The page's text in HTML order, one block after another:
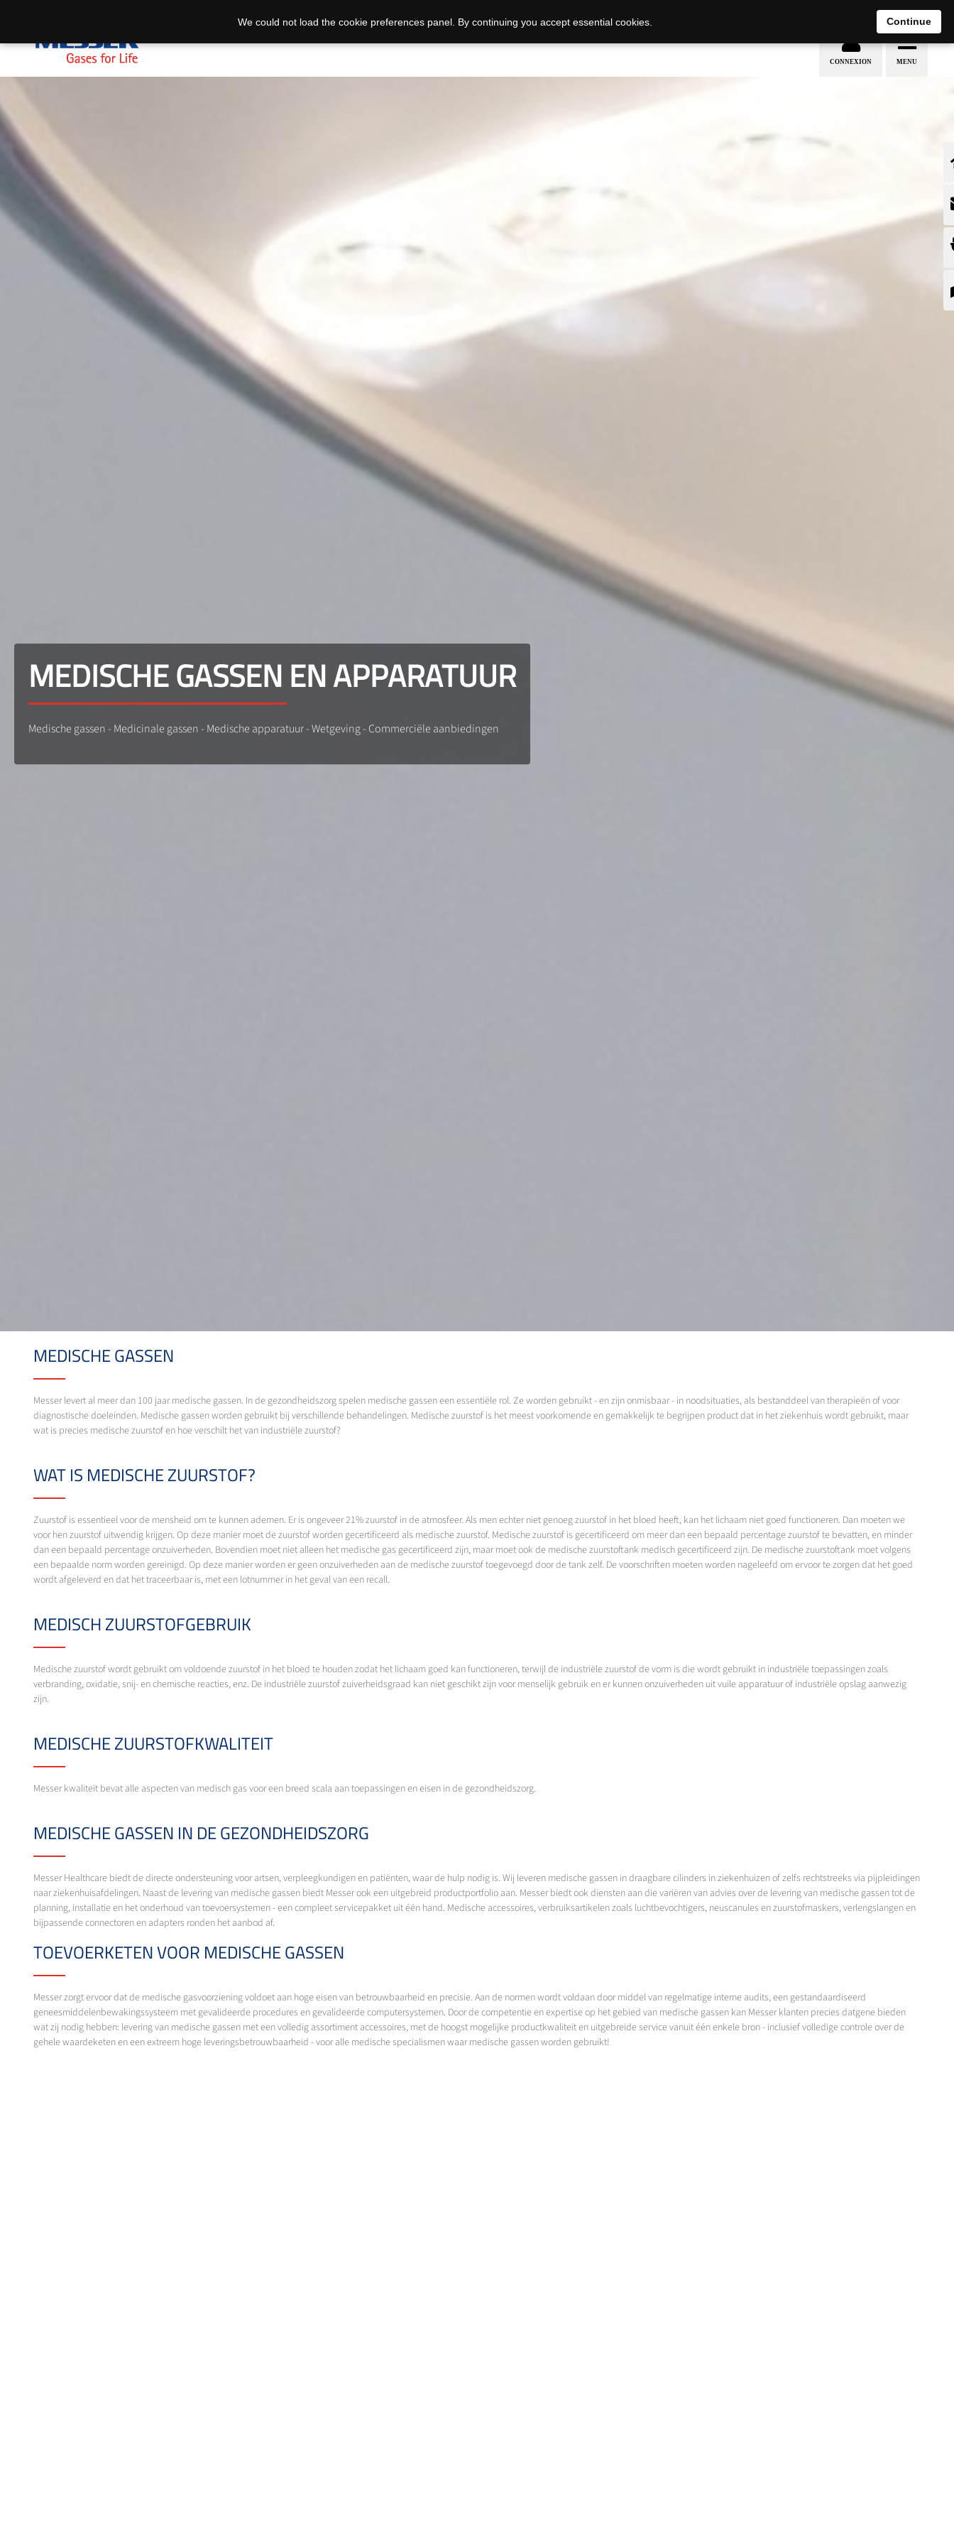
MEDISCHE GASSEN EN APPARATUUR
Medische gassen - Medicinale gassen - Medische apparatuur - Wetgeving - Commerciële aanbiedingen
MEDISCHE GASSEN
Messer levert al meer dan 100 jaar medische gassen. In de gezondheidszorg spelen medische gassen een essentiële rol. Ze worden gebruikt - en zijn onmisbaar - in noodsituaties, als bestanddeel van therapieën of voor
diagnostische doeleinden. Medische gassen worden gebruikt bij verschillende behandelingen. Medische zuurstof is het meest voorkomende en gemakkelijk te begrijpen product dat in het ziekenhuis wordt gebruikt, maar
wat is precies medische zuurstof en hoe verschilt het van industriële zuurstof?
WAT IS MEDISCHE ZUURSTOF?
Zuurstof is essentieel voor de mensheid om te kunnen ademen. Er is ongeveer 21% zuurstof in de atmosfeer. Als men echter niet genoeg zuurstof in het bloed heeft, kan het lichaam niet goed functioneren. Dan moeten we
voor hen zuurstof uitwendig krijgen. Op deze manier moet de zuurstof worden gecertificeerd als medische zuurstof. Medische zuurstof is gecertificeerd om meer dan een bepaald percentage zuurstof te bevatten, en minder
dan een bepaald percentage onzuiverheden. Bovendien moet niet alleen het medische gas gecertificeerd zijn, maar moet ook de medische zuurstoftank medisch gecertificeerd zijn. De medische zuurstoftank moet volgens
een bepaalde norm worden gereinigd. Op deze manier worden er geen onzuiverheden aan de medische zuurstof toegevoegd door de tank zelf. De voorschriften moeten worden nageleefd om ervoor te zorgen dat het goed
wordt afgeleverd en dat het traceerbaar is, met een lotnummer in het geval van een recall.
MEDISCH ZUURSTOFGEBRUIK
Medische zuurstof wordt gebruikt om voldoende zuurstof in het bloed te houden zodat het lichaam goed kan functioneren, terwijl de industriële zuurstof de vorm is die wordt gebruikt in industriële toepassingen zoals
verbranding, oxidatie, snij- en chemische reacties, enz. De industriële zuurstof zuiverheidsgraad kan niet geschikt zijn voor menselijk gebruik en er kunnen onzuiverheden uit vuile apparatuur of industriële opslag aanwezig
zijn.
MEDISCHE ZUURSTOFKWALITEIT
Messer kwaliteit bevat alle aspecten van medisch gas voor een breed scala aan toepassingen en eisen in de gezondheidszorg.
MEDISCHE GASSEN IN DE GEZONDHEIDSZORG
Messer Healthcare biedt de directe ondersteuning voor artsen, verpleegkundigen en patiënten, waar de hulp nodig is. Wij leveren medische gassen in draagbare cilinders in ziekenhuizen of zelfs rechtstreeks via pijpleidingen
naar ziekenhuisafdelingen. Naast de levering van medische gassen biedt Messer ook een uitgebreid productportfolio aan. Messer biedt ook diensten aan die variëren van advies over de levering van medische gassen tot de
planning, installatie en het onderhoud van toevoersystemen - een compleet servicepakket uit één hand. Medische accessoires, verbruiksartikelen zoals luchtbevochtigers, neuscanules en zuurstofmaskers, verlengslangen en
bijpassende connectoren en adapters ronden het aanbod af.
TOEVOERKETEN VOOR MEDISCHE GASSEN
Messer zorgt ervoor dat de medische gasvoorziening voldoet aan hoge eisen van betrouwbaarheid en precisie. Aan de normen wordt voldaan door middel van regelmatige interne audits, een gestandaardiseerd
geneesmiddelenbewakingssysteem met gevalideerde procedures en gevalideerde computersystemen. Door de competentie en expertise op het gebied van medische gassen kan Messer klanten precies datgene bieden
wat zij nodig hebben: levering van medische gassen met een volledig assortiment accessoires, met de hoogst mogelijke productkwaliteit en uitgebreide service vanuit één enkele bron - inclusief volledige controle over de
gehele waardeketen en een extreem hoge leveringsbetrouwbaarheid - voor alle medische specialismen waar medische gassen worden gebruikt!
We could not load the cookie preferences panel. By continuing you accept essential cookies. Continue